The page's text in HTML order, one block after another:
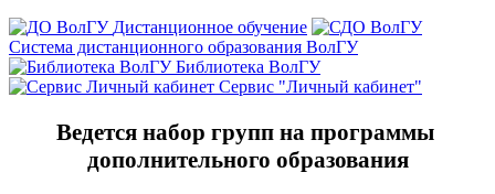
Дистанционное обучение
Система дистанционного образования ВолГУ
Библиотека ВолГУ
Сервис "Личный кабинет"
Ведется набор групп на программы
дополнительного образования